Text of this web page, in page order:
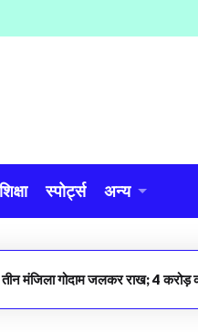
शिक्षा स्पोर्ट्स अन्य
तीन मंजिला गोदाम जलकर राख; 4